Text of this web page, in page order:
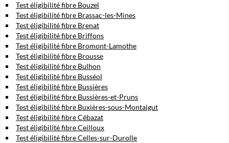
Test éligibilité fibre Bouzel
Test éligibilité fibre Brassac-les-Mines
Test éligibilité fibre Brenat
Test éligibilité fibre Briffons
Test éligibilité fibre Bromont-Lamothe
Test éligibilité fibre Brousse
Test éligibilité fibre Bulhon
Test éligibilité fibre Busséol
Test éligibilité fibre Bussières
Test éligibilité fibre Bussières-et-Pruns
Test éligibilité fibre Buxières-sous-Montaigut
Test éligibilité fibre Cébazat
Test éligibilité fibre Ceilloux
Test éligibilité fibre Celles-sur-Durolle